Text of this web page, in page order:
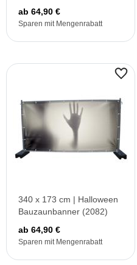
ab 64,90 €
Sparen mit Mengenrabatt
340 x 173 cm | Halloween
Bauzaunbanner (2082)
ab 64,90 €
Sparen mit Mengenrabatt